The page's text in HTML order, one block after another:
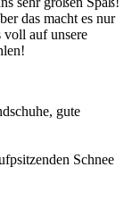
das macht es nur
auf unsere
gute
Schnee